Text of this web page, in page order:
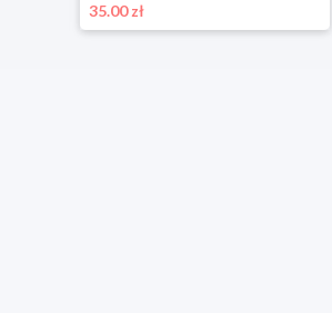
35.00 zł